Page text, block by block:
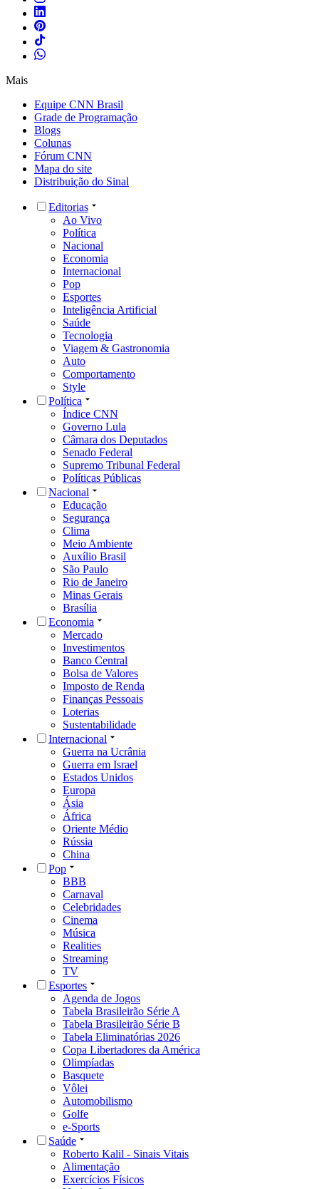
Mais
Equipe CNN Brasil
Grade de Programação
Blogs
Colunas
Fórum CNN
Mapa do site
Distribuição do Sinal
Editorias
Ao Vivo
Política
Nacional
Economia
Internacional
Pop
Esportes
Inteligência Artificial
Saúde
Tecnologia
Viagem & Gastronomia
Auto
Comportamento
Style
Política
Índice CNN
Governo Lula
Câmara dos Deputados
Senado Federal
Supremo Tribunal Federal
Políticas Públicas
Nacional
Educação
Segurança
Clima
Meio Ambiente
Auxílio Brasil
São Paulo
Rio de Janeiro
Minas Gerais
Brasília
Economia
Mercado
Investimentos
Banco Central
Bolsa de Valores
Imposto de Renda
Finanças Pessoais
Loterias
Sustentabilidade
Internacional
Guerra na Ucrânia
Guerra em Israel
Estados Unidos
Europa
Ásia
África
Oriente Médio
Rússia
China
Pop
BBB
Carnaval
Celebridades
Cinema
Música
Realities
Streaming
TV
Esportes
Agenda de Jogos
Tabela Brasileirão Série A
Tabela Brasileirão Série B
Tabela Eliminatórias 2026
Copa Libertadores da América
Olimpíadas
Basquete
Vôlei
Automobilismo
Golfe
e-Sports
Saúde
Roberto Kalil - Sinais Vitais
Alimentação
Exercícios Físicos